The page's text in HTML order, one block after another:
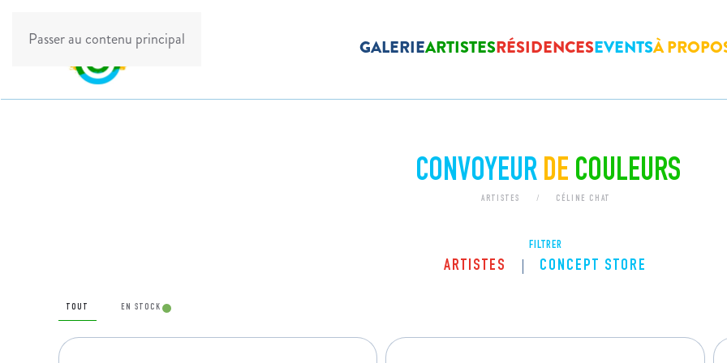
Passer au contenu principal GALERIEARTISTESRÉSIDENCESEVENTSÀ
CONVOYEUR DE COULEURS
ARTISTES CÉLINE CHAT
FILTRER
ARTISTES CONCEPT STORE
TOUT EN STOCK